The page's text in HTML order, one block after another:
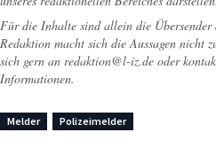
Für die Inhalte sind allein die
Redaktion macht sich die Aussagen nicht
sich gern an redaktion@l-iz.de oder
Informationen.
Melder Polizeimelder